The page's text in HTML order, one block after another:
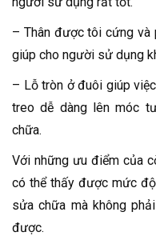
– Thân được tôi cứng và
giúp cho người sử dụng
– Lỗ tròn ở đuôi giúp
treo dễ dàng lên móc
chữa.
Với những ưu điểm của
có thể thấy được mức
sửa chữa mà không
được.